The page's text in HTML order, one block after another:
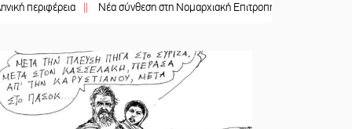
|| Νέα σύνθεση στη Νομαρχιακή Επιτροπή ΣΥΡΙΖΑ-ΠΣ Λακωνίας